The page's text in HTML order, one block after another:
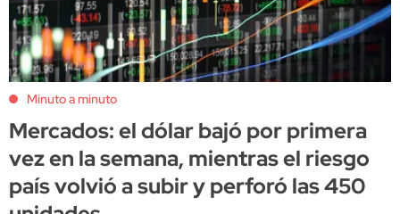
Minuto a minuto
Mercados: el dólar bajó por primera
vez en la semana, mientras el riesgo
país volvió a subir y perforó las 450